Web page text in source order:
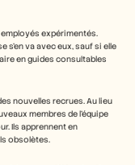
expérimentés.
s'en va avec eux, sauf si elle
en guides consultables
nouvelles recrues. Au lieu
membres de l'équipe
Ils apprennent en
obsolètes.